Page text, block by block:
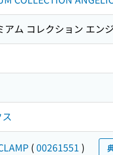
アム コレクション エン
(00261551 )